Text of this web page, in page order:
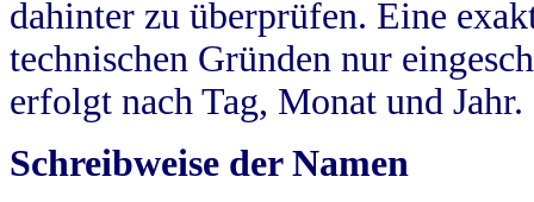
dahinter zu überprüfen. Eine
technischen Gründen nur
erfolgt nach Tag, Monat und Jahr.
Schreibweise der Namen